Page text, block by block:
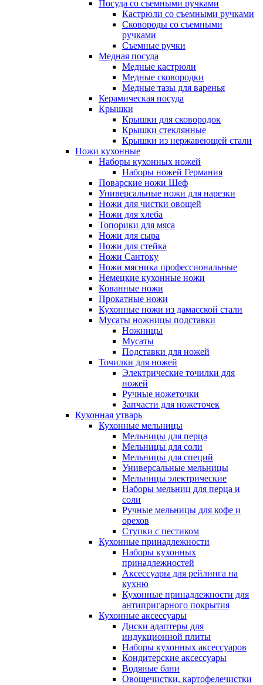
Посуда со съемными ручками
Кастрюли со съемными ручками
Сковороды со съемными
ручками
Съемные ручки
Медная посуда
Медные кастрюли
Медные сковородки
Медные тазы для варенья
Керамическая посуда
Крышки
Крышки для сковородок
Крышки стеклянные
Крышки из нержавеющей стали
Ножи кухонные
Наборы кухонных ножей
Наборы ножей Германия
Поварские ножи Шеф
Универсальные ножи для нарезки
Ножи для чистки овощей
Ножи для хлеба
Топорики для мяса
Ножи для сыра
Ножи для стейка
Ножи Сантоку
Ножи мясника профессиональные
Немецкие кухонные ножи
Кованные ножи
Прокатные ножи
Кухонные ножи из дамасской стали
Мусаты ножницы подставки
Ножницы
Мусаты
Подставки для ножей
Точилки для ножей
Электрические точилки для
ножей
Ручные ножеточки
Запчасти для ножеточек
Кухонная утварь
Кухонные мельницы
Мельницы для перца
Мельницы для соли
Мельницы для специй
Универсальные мельницы
Мельницы электрические
Наборы мельниц для перца и
соли
Ручные мельницы для кофе и
орехов
Ступки с пестиком
Кухонные принадлежности
Наборы кухонных
принадлежностей
Аксессуары для рейлинга на
кухню
Кухонные принадлежности для
антипригарного покрытия
Кухонные аксессуары
Диски адаптеры для
индукционной плиты
Наборы кухонных аксессуаров
Кондитерские аксессуары
Водяные бани
Овощечистки, картофелечистки